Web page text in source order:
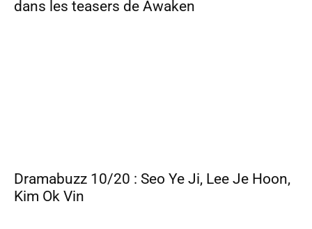
dans les teasers de Awaken
Dramabuzz 10/20 : Seo Ye Ji, Lee Je Hoon,
Kim Ok Vin